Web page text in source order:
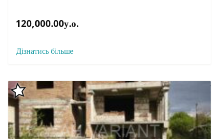
120,000.00у.о.
Дізнатись більше